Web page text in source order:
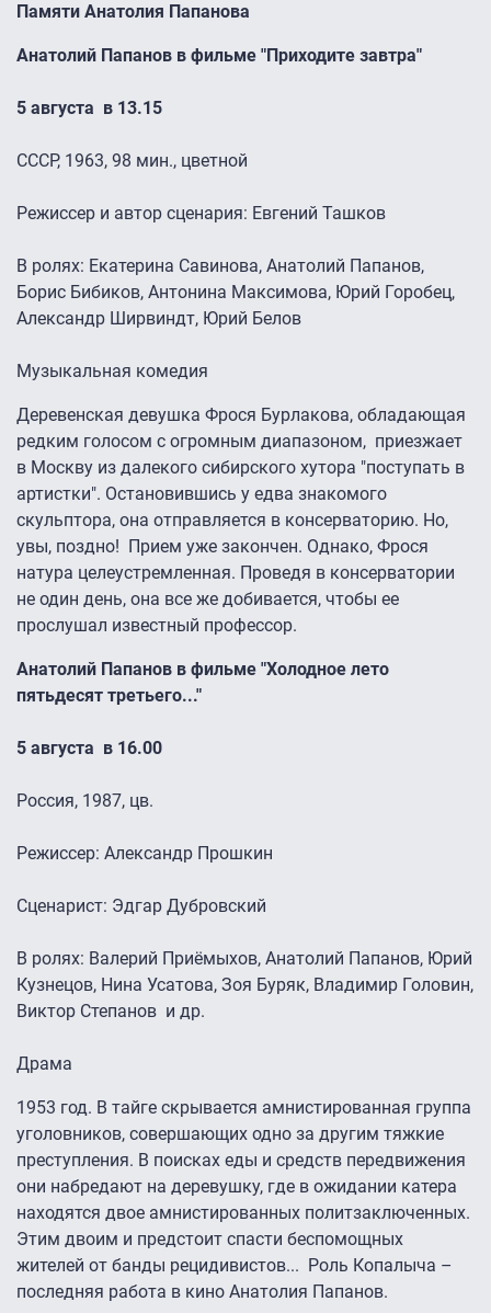
Памяти Анатолия Папанова
Анатолий Папанов в фильме "Приходите завтра"
5 августа в 13.15
СССР, 1963, 98 мин., цветной
Режиссер и автор сценария: Евгений Ташков
В ролях: Екатерина Савинова, Анатолий Папанов,
Борис Бибиков, Антонина Максимова, Юрий Горобец,
Александр Ширвиндт, Юрий Белов
Музыкальная комедия
Деревенская девушка Фрося Бурлакова, обладающая
редким голосом с огромным диапазоном, приезжает
в Москву из далекого сибирского хутора "поступать в
артистки". Остановившись у едва знакомого
скульптора, она отправляется в консерваторию. Но,
увы, поздно! Прием уже закончен. Однако, Фрося
натура целеустремленная. Проведя в консерватории
не один день, она все же добивается, чтобы ее
прослушал известный профессор.
Анатолий Папанов в фильме "Холодное лето
пятьдесят третьего..."
5 августа в 16.00
Россия, 1987, цв.
Режиссер: Александр Прошкин
Сценарист: Эдгар Дубровский
В ролях: Валерий Приёмыхов, Анатолий Папанов, Юрий
Кузнецов, Нина Усатова, Зоя Буряк, Владимир Головин,
Виктор Степанов и др.
Драма
1953 год. В тайге скрывается амнистированная группа
уголовников, совершающих одно за другим тяжкие
преступления. В поисках еды и средств передвижения
они набредают на деревушку, где в ожидании катера
находятся двое амнистированных политзаключенных.
Этим двоим и предстоит спасти беспомощных
жителей от банды рецидивистов... Роль Копалыча –
последняя работа в кино Анатолия Папанов.